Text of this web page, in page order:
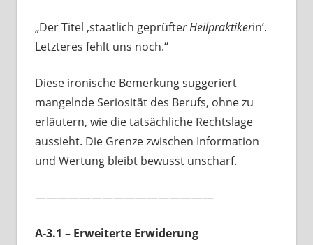
„Der Titel ‚staatlich geprüfter Heilpraktikerin‘.
Letzteres fehlt uns noch.“
Diese ironische Bemerkung suggeriert
mangelnde Seriosität des Berufs, ohne zu
erläutern, wie die tatsächliche Rechtslage
aussieht. Die Grenze zwischen Information
und Wertung bleibt bewusst unscharf.
————————————————
A-3.1 – Erweiterte Erwiderung